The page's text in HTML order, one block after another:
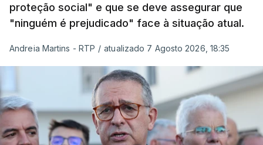
proteção social" e que se deve assegurar que
"ninguém é prejudicado" face à situação atual.
Andreia Martins - RTP / atualizado 7 Agosto 2026, 18:35